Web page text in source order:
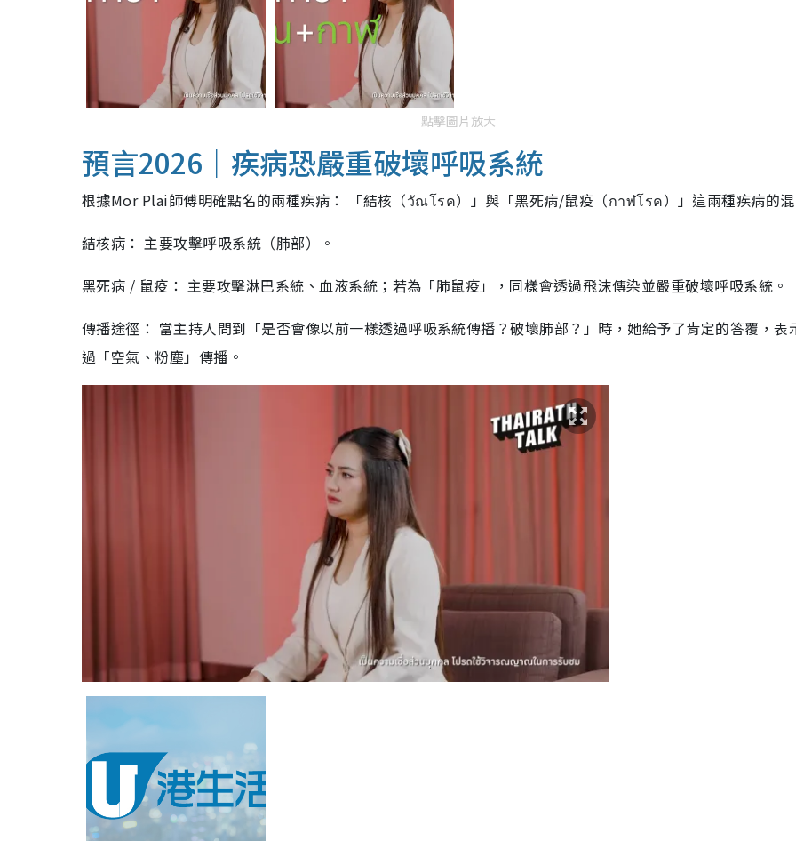
點擊圖片放大
預言2026｜疾病恐嚴重破壞呼吸系統
根據Mor Plai師傅明確點名的兩種疾病： 「結核（วัณโรค）」與「黑死病/鼠疫（กาฬโรค）」這兩種疾病的混
結核病： 主要攻擊呼吸系統（肺部）。
黑死病 / 鼠疫： 主要攻擊淋巴系統、血液系統；若為「肺鼠疫」，同樣會透過飛沫傳染並嚴重破壞呼吸系統。
傳播途徑： 當主持人問到「是否會像以前一樣透過呼吸系統傳播？破壞肺部？」時，她給予了肯定的答覆，表
過「空氣、粉塵」傳播。